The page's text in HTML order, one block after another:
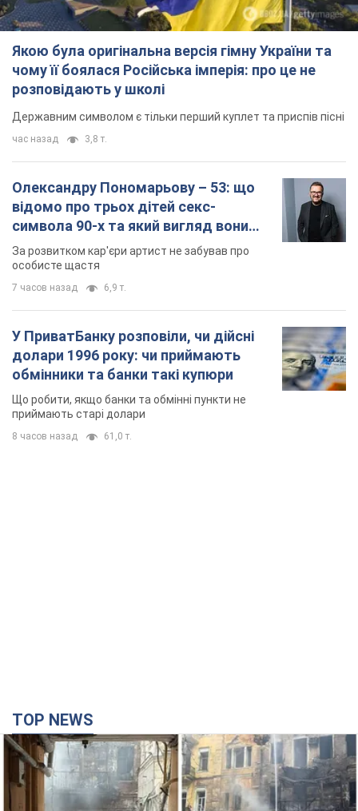
Якою була оригінальна версія гімну України та
чому її боялася Російська імперія: про це не
розповідають у школі
Державним символом є тільки перший куплет та приспів пісні
час назад 3,8 т.
Олександру Пономарьову – 53: що
відомо про трьох дітей секс-
символа 90-х та який вигляд вони
мають
За розвитком кар'єри артист не забував про
особисте щастя
7 часов назад 6,9 т.
У ПриватБанку розповіли, чи дійсні
долари 1996 року: чи приймають
обмінники та банки такі купюри
Що робити, якщо банки та обмінні пункти не
приймають старі долари
8 часов назад 61,0 т.
TOP NEWS